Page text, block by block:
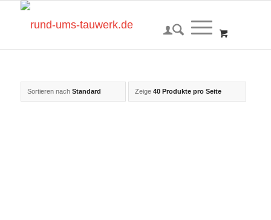
Sortieren nach Standard Zeige 40 Produkte pro Seite